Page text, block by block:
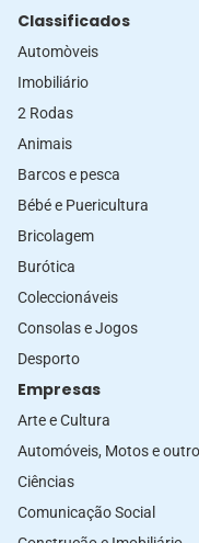
Classificados
Automòveis
Imobiliário
2 Rodas
Animais
Barcos e pesca
Bébé e Puericultura
Bricolagem
Burótica
Coleccionáveis
Consolas e Jogos
Desporto
Empresas
Arte e Cultura
Automóveis, Motos e
Ciências
Comunicação Social